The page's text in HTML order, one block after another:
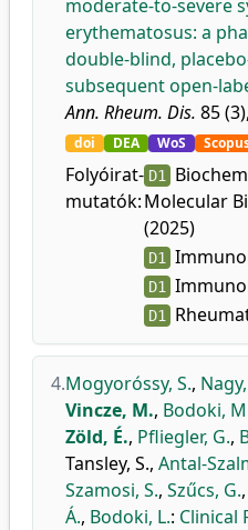
moderate-to-severe
erythematosus: a
double-blind,
subsequent open-
Ann. Rheum. Dis. 85
doi DEA WoS
Folyóirat-
mutatók:
D1
Molecular
(2025)
D1
D1
D1
4.Mogyoróssy, S.,
Vincze, M., Bodoki,
Zöld, É., Pfliegler, G.,
Tansley, S., Antal-
Szamosi, S., Szűcs, G.,
Á., Bodoki, L.: Clinical